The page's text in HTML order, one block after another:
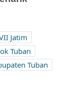
Jatim
Tuban
Tuban